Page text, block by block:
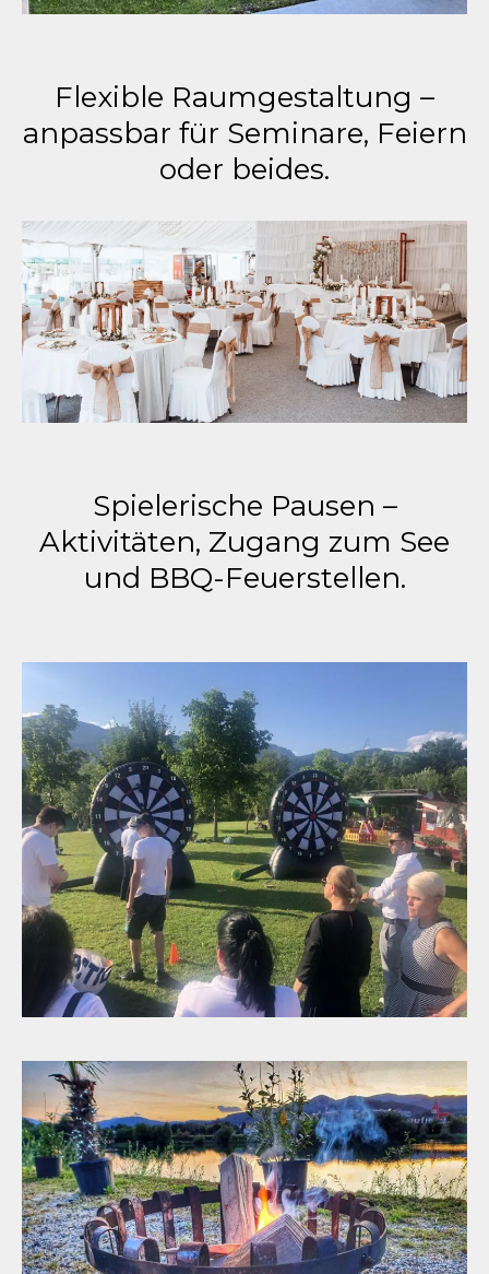
Flexible Raumgestaltung –
anpassbar für Seminare, Feiern
oder beides.
Spielerische Pausen –
Aktivitäten, Zugang zum See
und BBQ-Feuerstellen.